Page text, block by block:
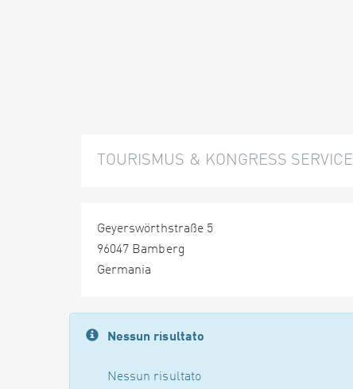
TOURISMUS & KONGRESS SERVICE
Geyerswörthstraße 5
96047 Bamberg
Germania
Nessun risultato
Nessun risultato